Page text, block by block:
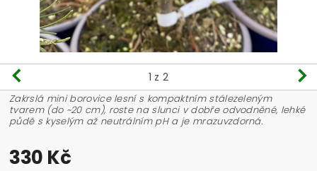
1 z 2
Zakrslá mini borovice lesní s kompaktním stálezeleným
tvarem (do ~20 cm), roste na slunci v dobře odvodněné, lehké
půdě s kyselým až neutrálním pH a je mrazuvzdorná.
330 Kč